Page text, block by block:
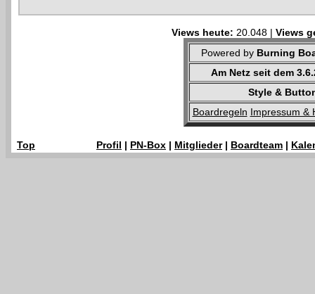
Views heute: 20.048 | Views
Powered by Burning
Am Netz seit dem
Style &
Boardregeln Impressum &
Top Profil | PN-Box | Mitglieder| Boardteam |